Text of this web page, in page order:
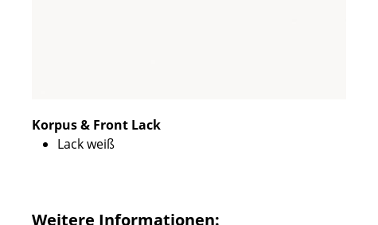
Korpus & Front Lack
Lack weiß
Weitere Informationen: